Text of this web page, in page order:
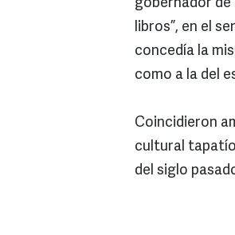
gobernador de
libros”, en el
concedía la
como a la del
Coincidieron
cultural
del siglo